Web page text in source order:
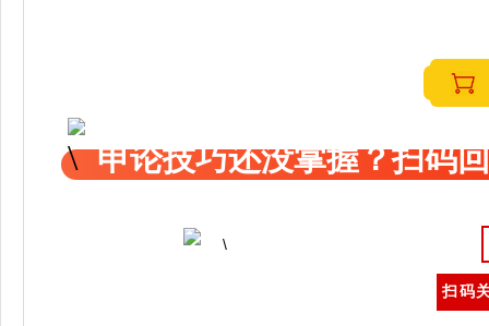
申论技巧还没掌握？扫码
扫码